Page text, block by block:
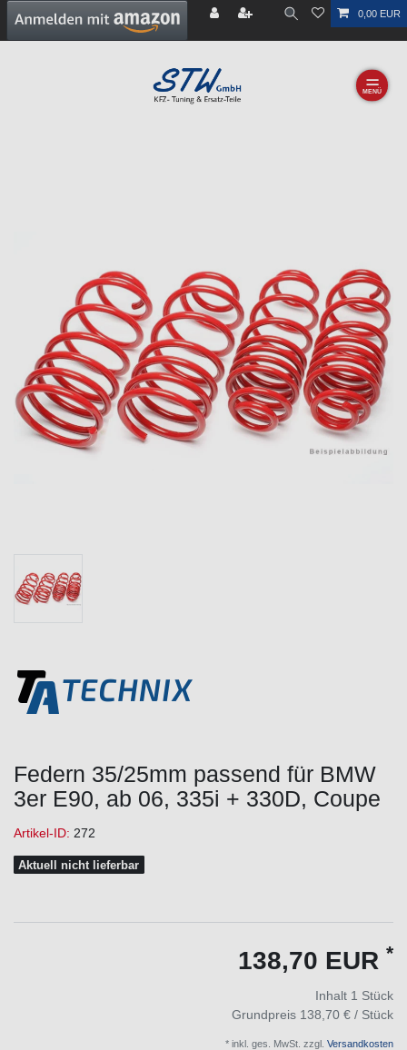
0,00 EUR
☰
Federn 35/25mm passend für BMW
3er E90, ab 06, 335i + 330D, Coupe
Artikel-ID: 272
Aktuell nicht lieferbar
138,70 EUR *
Inhalt 1 Stück
Grundpreis 138,70 € / Stück
* inkl. ges. MwSt. zzgl. Versandkosten